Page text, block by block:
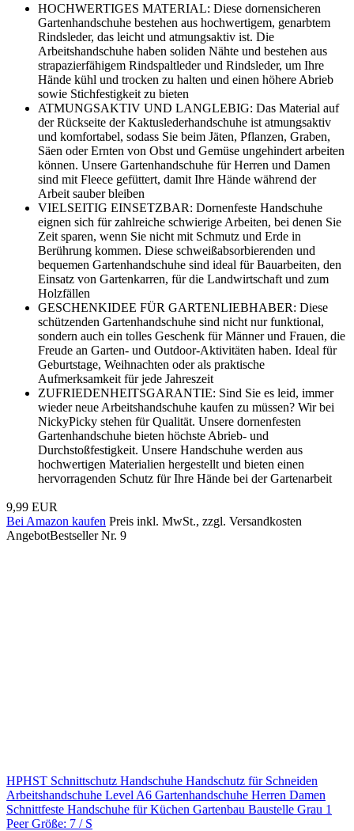
HOCHWERTIGES MATERIAL: Diese dornensicheren
Gartenhandschuhe bestehen aus hochwertigem, genarbtem
Rindsleder, das leicht und atmungsaktiv ist. Die
Arbeitshandschuhe haben soliden Nähte und bestehen aus
strapazierfähigem Rindspaltleder und Rindsleder, um Ihre
Hände kühl und trocken zu halten und einen höhere Abrieb
sowie Stichfestigkeit zu bieten
ATMUNGSAKTIV UND LANGLEBIG: Das Material auf
der Rückseite der Kaktuslederhandschuhe ist atmungsaktiv
und komfortabel, sodass Sie beim Jäten, Pflanzen, Graben,
Säen oder Ernten von Obst und Gemüse ungehindert arbeiten
können. Unsere Gartenhandschuhe für Herren und Damen
sind mit Fleece gefüttert, damit Ihre Hände während der
Arbeit sauber bleiben
VIELSEITIG EINSETZBAR: Dornenfeste Handschuhe
eignen sich für zahlreiche schwierige Arbeiten, bei denen Sie
Zeit sparen, wenn Sie nicht mit Schmutz und Erde in
Berührung kommen. Diese schweißabsorbierenden und
bequemen Gartenhandschuhe sind ideal für Bauarbeiten, den
Einsatz von Gartenkarren, für die Landwirtschaft und zum
Holzfällen
GESCHENKIDEE FÜR GARTENLIEBHABER: Diese
schützenden Gartenhandschuhe sind nicht nur funktional,
sondern auch ein tolles Geschenk für Männer und Frauen, die
Freude an Garten- und Outdoor-Aktivitäten haben. Ideal für
Geburtstage, Weihnachten oder als praktische
Aufmerksamkeit für jede Jahreszeit
ZUFRIEDENHEITSGARANTIE: Sind Sie es leid, immer
wieder neue Arbeitshandschuhe kaufen zu müssen? Wir bei
NickyPicky stehen für Qualität. Unsere dornenfesten
Gartenhandschuhe bieten höchste Abrieb- und
Durchstoßfestigkeit. Unsere Handschuhe werden aus
hochwertigen Materialien hergestellt und bieten einen
hervorragenden Schutz für Ihre Hände bei der Gartenarbeit
9,99 EUR
Bei Amazon kaufen Preis inkl. MwSt., zzgl. Versandkosten
AngebotBestseller Nr. 9
HPHST Schnittschutz Handschuhe Handschutz für Schneiden
Arbeitshandschuhe Level A6 Gartenhandschuhe Herren Damen
Schnittfeste Handschuhe für Küchen Gartenbau Baustelle Grau 1
Peer Größe: 7 / S